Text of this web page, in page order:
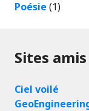
Poésie (1)
Sites amis
Ciel voilé